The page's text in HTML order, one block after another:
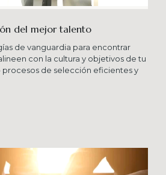
del mejor talento
de vanguardia para encontrar
con la cultura y objetivos de tu
procesos de selección eficientes y